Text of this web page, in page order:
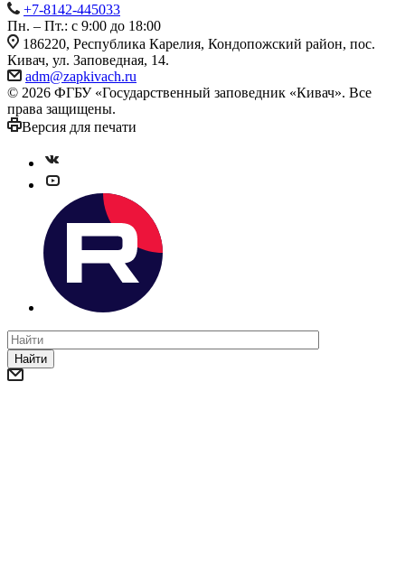
+7-8142-445033
Пн. – Пт.: с 9:00 до 18:00
186220, Республика Карелия, Кондопожский район, пос.
Кивач, ул. Заповедная, 14.
adm@zapkivach.ru
© 2026 ФГБУ «Государственный заповедник «Кивач». Все
права защищены.
Версия для печати
Найти